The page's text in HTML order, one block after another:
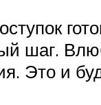
шаг.
Это и